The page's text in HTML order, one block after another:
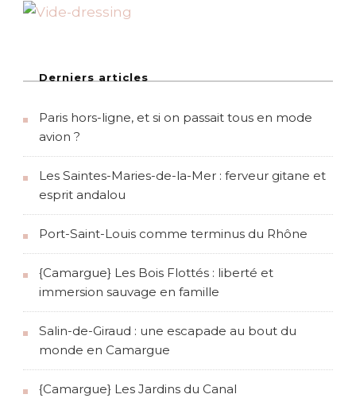
Derniers articles
Paris hors-ligne, et si on passait tous en mode
avion ?
Les Saintes-Maries-de-la-Mer : ferveur gitane et
esprit andalou
Port-Saint-Louis comme terminus du Rhône
{Camargue} Les Bois Flottés : liberté et
immersion sauvage en famille
Salin-de-Giraud : une escapade au bout du
monde en Camargue
{Camargue} Les Jardins du Canal